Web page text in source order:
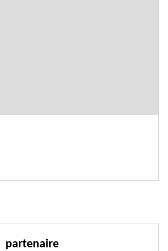
partenaire